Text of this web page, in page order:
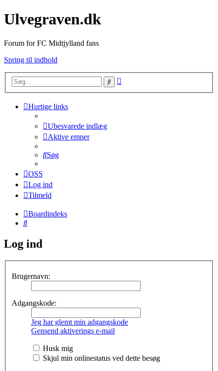
Ulvegraven.dk
Forum for FC Midtjylland fans
Spring til indhold
Søg
Hurtige links
Ubesvarede indlæg
Aktive emner
Søg
OSS
Log ind
Tilmeld
Boardindeks
Søg
Log ind
Brugernavn:
Adgangskode:
Jeg har glemt min adgangskode
Gensend aktiverings e-mail
Husk mig
Skjul min onlinestatus ved dette besøg